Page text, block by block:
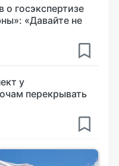
госэкспертизе
«Давайте не
у
перекрывать